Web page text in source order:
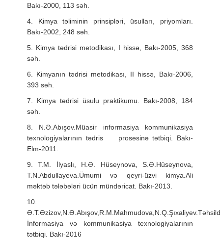
Bakı-2000, 113 səh.
4. Kimya təliminin prinsipləri, üsulları, priyomları.
Bakı-2002, 248 səh.
5. Kimya tədrisi metodikası, I hissə, Bakı-2005, 368
səh.
6. Kimyanın tədrisi metodikası, II hissə, Bakı-2006,
393 səh.
7. Kimya tədrisi üsulu praktikumu. Bakı-2008, 184
səh.
8. N.Ə.Abışov.Müasir informasiya kommunikasiya
texnologiyalarının tədris prosesinə tətbiqi. Bakı-
Elm-2011.
9. T.M. İlyaslı, H.Ə. Hüseynova, S.Ə.Hüseynova,
T.N.Abdullayeva.Ümumi və qeyri-üzvi kimya.Ali
məktəb tələbələri ücün mündəricat. Bakı-2013.
10.
İnformasiya və kommunikasiya texnologiyalarının
tətbiqi. Bakı-2016